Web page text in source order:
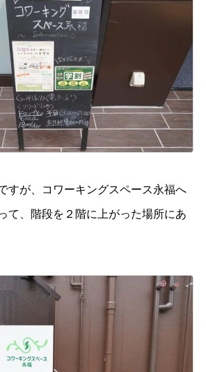
すが、コワーキングスペース永福へ
て、階段を２階に上がった場所にあ